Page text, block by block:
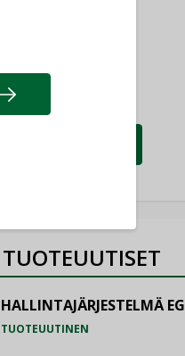
NIMITYKSET
TUOTEUUTISET
HALLINTAJÄRJESTELMÄ EG
TUOTEUUTINEN